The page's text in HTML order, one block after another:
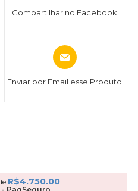
Compartilhar no Facebook
Enviar por Email esse Produto
R$4.750.00